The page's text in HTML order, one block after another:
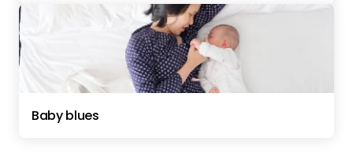
Baby blues